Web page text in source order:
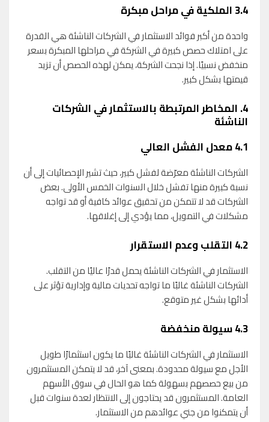
3.4الملكية في مراحل مبكرة
واحدة من أكبر فوائد الاستثمار في الشركات الناشئة هي القدرة
على امتلاك حصص كبيرة في الشركة في مراحلها المبكرة بسعر
منخفض نسبيًا. إذا نجحت الشركة، يمكن لهذه الحصص أن تزيد
قيمتها بشكل كبير.
4. المخاطر المرتبطة بالاستثمار في الشركات
الناشئة
4.1معدل الفشل العالي
الشركات الناشئة معرّضة لفشل كبير، حيث تشير الإحصائيات إلى أن
نسبة كبيرة منها تفشل خلال السنوات الخمس الأولى. بعض
الشركات قد لا تتمكن من تحقيق عوائد كافية أو قد تواجه
مشكلات في التمويل، مما يؤدي إلى إغلاقها.
4.2التقلب وعدم الاستقرار
الاستثمار في الشركات الناشئة يحمل قدرًا عاليًا من التقلب.
الشركات الناشئة غالبًا ما تواجه تحديات مالية وإدارية تؤثر على
أدائها بشكل غير متوقع.
4.3سيولة منخفضة
الاستثمار في الشركات الناشئة غالبًا ما يكون استثمارًا طويل
الأجل مع سيولة محدودة. بمعنى آخر، قد لا يتمكن المستثمرون
من بيع حصصهم بسهولة كما هو الحال في سوق الأسهم
العامة. المستثمرون قد يحتاجون إلى الانتظار لعدة سنوات قبل
أن يتمكنوا من جني عوائدهم من الاستثمار.